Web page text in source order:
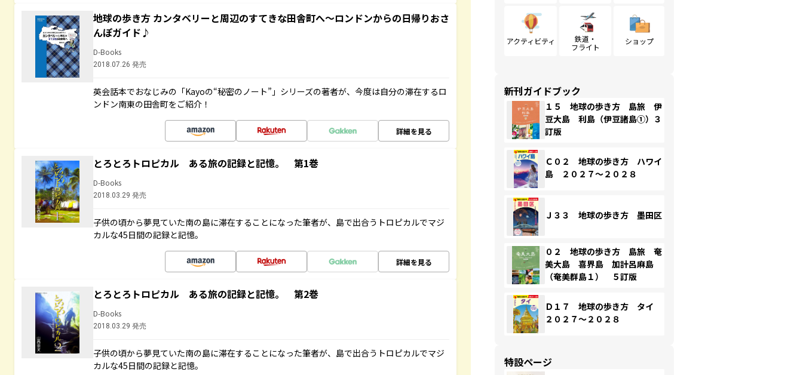
地球の歩き方 カンタベリーと周辺のすてきな田舎町へ～ロンドンからの日帰りおさ
んぽガイド♪
D-Books
2018.07.26 発売
英会話本でおなじみの「Kayoの“秘密のノート”」シリーズの著者が、今度は自分の滞在するロ
ンドン南東の田舎町をご紹介！
詳細を見る
とろとろトロピカル ある旅の記録と記憶。 第1巻
D-Books
2018.03.29 発売
子供の頃から夢見ていた南の島に滞在することになった筆者が、島で出合うトロピカルでマジ
カルな45日間の記録と記憶。
詳細を見る
とろとろトロピカル ある旅の記録と記憶。 第2巻
D-Books
2018.03.29 発売
子供の頃から夢見ていた南の島に滞在することになった筆者が、島で出合うトロピカルでマジ
カルな45日間の記録と記憶。
アクティビティ
鉄道・
フライト
ショップ
新刊ガイドブック
１５ 地球の歩き方 島旅 伊
豆大島 利島（伊豆諸島①）３
訂版
Ｃ０２ 地球の歩き方 ハワイ
島 ２０２７～２０２８
Ｊ３３ 地球の歩き方 墨田区
０２ 地球の歩き方 島旅 奄
美大島 喜界島 加計呂麻島
（奄美群島１） ５訂版
Ｄ１７ 地球の歩き方 タイ
２０２７～２０２８
特設ページ